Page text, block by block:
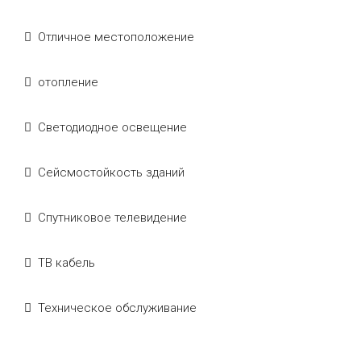
Отличное местоположение
отопление
Светодиодное освещение
Сейсмостойкость зданий
Спутниковое телевидение
ТВ кабель
Техническое обслуживание